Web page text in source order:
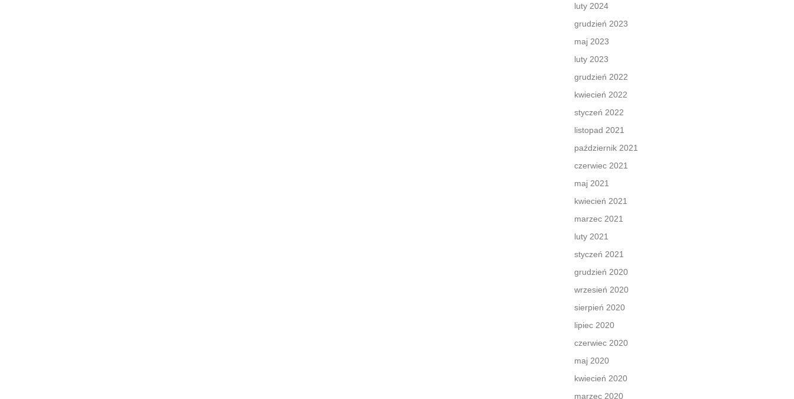
luty 2024
grudzień 2023
maj 2023
luty 2023
grudzień 2022
kwiecień 2022
styczeń 2022
listopad 2021
październik 2021
czerwiec 2021
maj 2021
kwiecień 2021
marzec 2021
luty 2021
styczeń 2021
grudzień 2020
wrzesień 2020
sierpień 2020
lipiec 2020
czerwiec 2020
maj 2020
kwiecień 2020
marzec 2020